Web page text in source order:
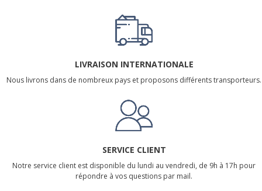
LIVRAISON INTERNATIONALE
Nous livrons dans de nombreux pays et proposons différents transporteurs.
SERVICE CLIENT
Notre service client est disponible du lundi au vendredi, de 9h à 17h pour
répondre à vos questions par mail.